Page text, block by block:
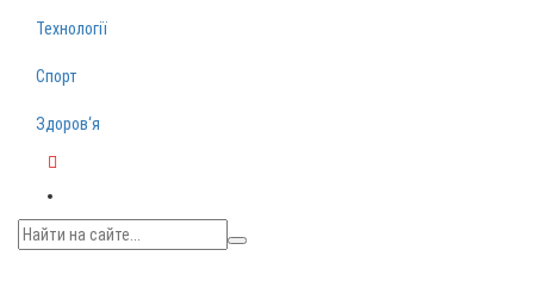
Технології
Спорт
Здоров‘я